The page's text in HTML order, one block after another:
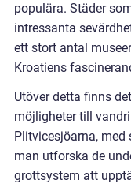
populära. Städer
intressanta
ett stort antal
Kroatiens
Utöver detta finns
möjligheter till
Plitvicesjöarna,
man utforska de
grottsystem att